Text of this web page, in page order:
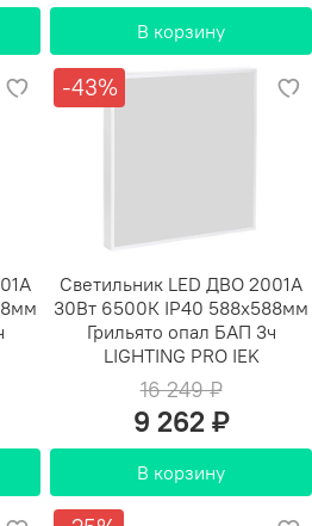
В корзину
-43%
Светильник LED ДВО 2001A
30Вт 6500К IP40 588х588мм
Грильято опал БАП 3ч
LIGHTING PRO IEK
16 249 ₽
9 262 ₽
В корзину